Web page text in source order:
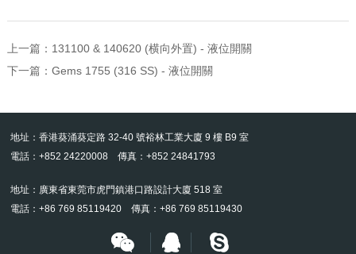
上一篇： 131100 & 140620 (横向外置) - 液位開關
下一篇： Gems 1755 (316 SS) - 液位開關
地址：香港葵涌葵定路 32-40 號裕林工業大廈 9 樓 B9 室
電話：+852 24220008 傳真：+852 24841793
地址：廣東省東莞市虎門鎮港口路設計大廈 518 室
電話：+86 769 85119420 傳真：+86 769 85119430